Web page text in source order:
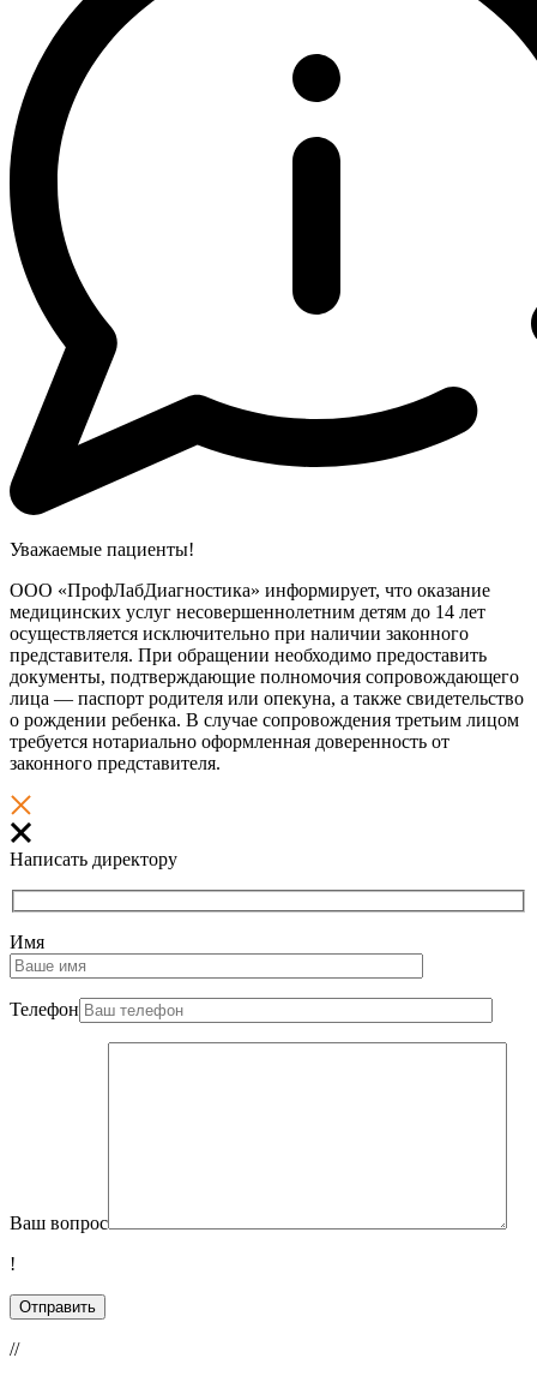
Уважаемые пациенты!
ООО «ПрофЛабДиагностика» информирует, что оказание
медицинских услуг несовершеннолетним детям до 14 лет
осуществляется исключительно при наличии законного
представителя. При обращении необходимо предоставить
документы, подтверждающие полномочия сопровождающего
лица — паспорт родителя или опекуна, а также свидетельство
о рождении ребенка. В случае сопровождения третьим лицом
требуется нотариально оформленная доверенность от
законного представителя.
Написать директору
Имя
Телефон
Ваш вопрос
!
//